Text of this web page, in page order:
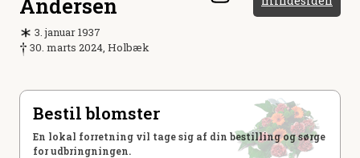
Andersen
3. januar 1937
30. marts 2024, Holbæk
Bestil blomster
En lokal forretning vil tage sig af din bestilling og sørge
for udbringningen.